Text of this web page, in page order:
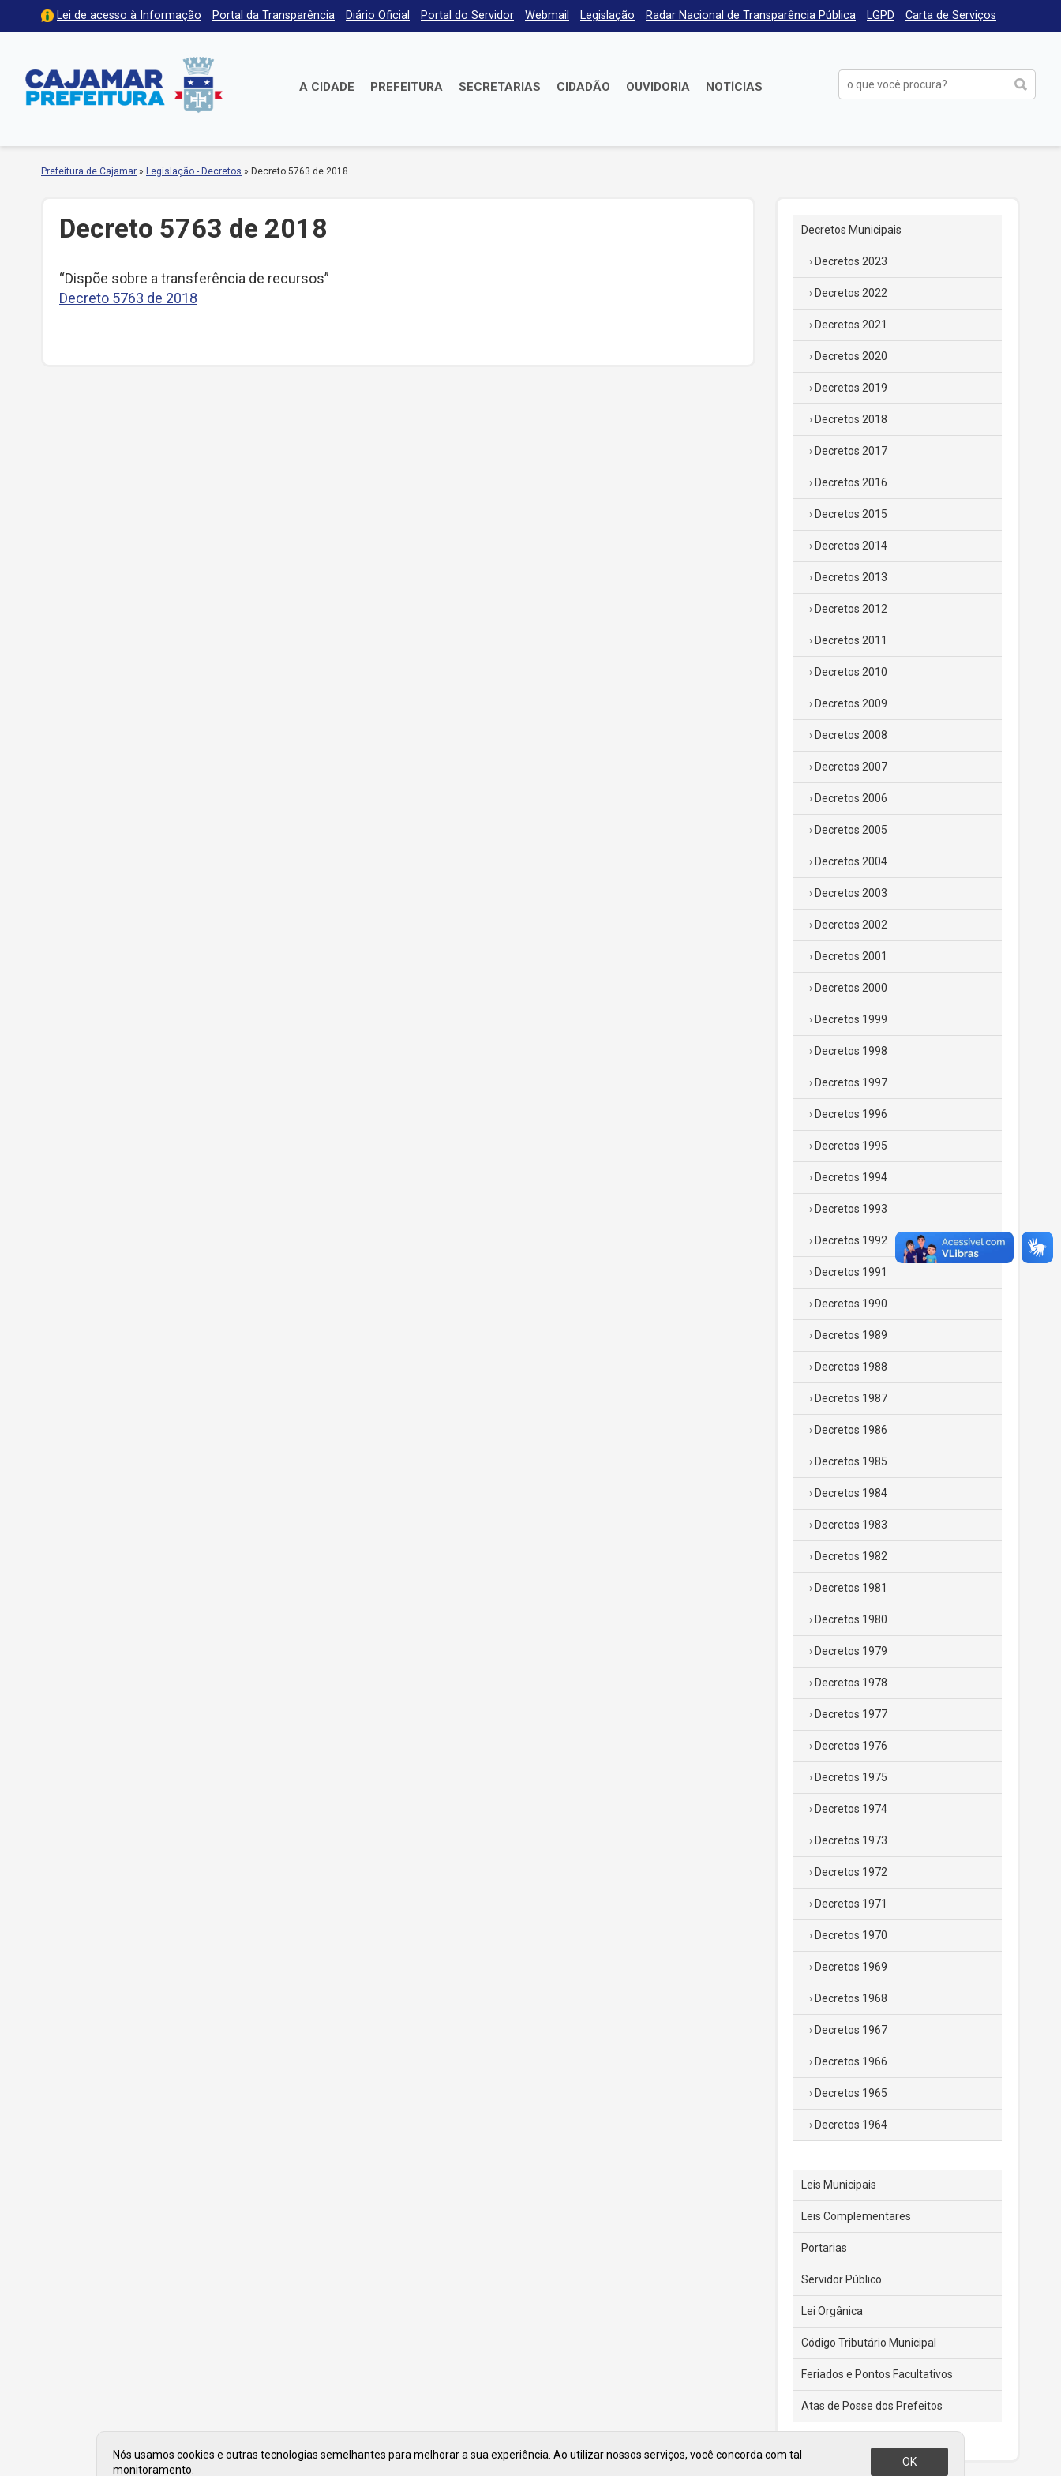
Lei de acesso à Informação Portal da Transparência Diário Oficial Portal do Servidor Webmail Legislação Radar Nacional de Transparência Pública LGPD Carta de Serviços
A CIDADE PREFEITURA SECRETARIAS CIDADÃO OUVIDORIA NOTÍCIAS
Prefeitura de Cajamar » Legislação - Decretos » Decreto 5763 de 2018
Decreto 5763 de 2018
“Dispõe sobre a transferência de recursos”
Decreto 5763 de 2018
Decretos Municipais
Decretos 2023
Decretos 2022
Decretos 2021
Decretos 2020
Decretos 2019
Decretos 2018
Decretos 2017
Decretos 2016
Decretos 2015
Decretos 2014
Decretos 2013
Decretos 2012
Decretos 2011
Decretos 2010
Decretos 2009
Decretos 2008
Decretos 2007
Decretos 2006
Decretos 2005
Decretos 2004
Decretos 2003
Decretos 2002
Decretos 2001
Decretos 2000
Decretos 1999
Decretos 1998
Decretos 1997
Decretos 1996
Decretos 1995
Decretos 1994
Decretos 1993
Decretos 1992
Decretos 1991
Decretos 1990
Decretos 1989
Decretos 1988
Decretos 1987
Decretos 1986
Decretos 1985
Decretos 1984
Decretos 1983
Decretos 1982
Decretos 1981
Decretos 1980
Decretos 1979
Decretos 1978
Decretos 1977
Decretos 1976
Decretos 1975
Decretos 1974
Decretos 1973
Decretos 1972
Decretos 1971
Decretos 1970
Decretos 1969
Decretos 1968
Decretos 1967
Decretos 1966
Decretos 1965
Decretos 1964
Leis Municipais
Leis Complementares
Portarias
Servidor Público
Lei Orgânica
Código Tributário Municipal
Feriados e Pontos Facultativos
Atas de Posse dos Prefeitos
Nós usamos cookies e outras tecnologias semelhantes para melhorar a sua experiência. Ao utilizar nossos serviços, você concorda com tal
monitoramento.
OK